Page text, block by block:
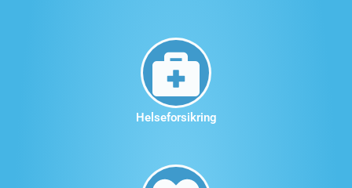
Helseforsikring